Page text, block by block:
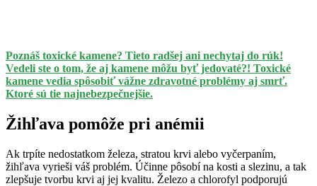
Poznáš toxické kamene? Tieto radšej ani nechytaj do rúk!
Vedeli ste o tom, že aj kamene môžu byť jedovaté?! Toxické
kamene vedia spôsobiť vážne zdravotné problémy aj smrť.
Ktoré sú tie najnebezpečnejšie.
Žihľava pomôže pri anémii
Ak trpíte nedostatkom železa, stratou krvi alebo vyčerpaním,
žihľava vyrieši váš problém. Účinne pôsobí na kosti a slezinu, a tak
zlepšuje tvorbu krvi aj jej kvalitu. Železo a chlorofyl podporujú